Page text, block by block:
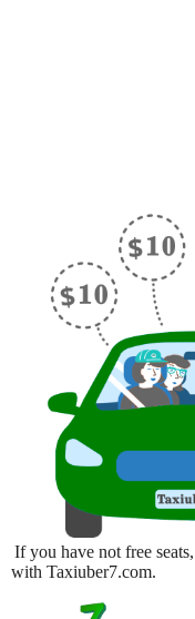
If you have not free
with Taxiuber7.com.